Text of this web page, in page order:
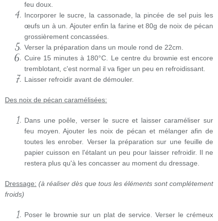
feu doux.
Incorporer le sucre, la cassonade, la pincée de sel puis les
œufs un à un. Ajouter enfin la farine et 80g de noix de pécan
grossièrement concassées.
Verser la préparation dans un moule rond de 22cm.
Cuire 15 minutes à 180°C. Le centre du brownie est encore
tremblotant, c'est normal il va figer un peu en refroidissant.
Laisser refroidir avant de démouler.
Des noix de pécan caramélisées:
Dans une poêle, verser le sucre et laissercaraméliser sur
feu moyen. Ajouter les noix de pécan et mélanger afin de
toutes les enrober. Verser la préparation sur une feuille de
papier cuisson en l'étalant un peu pour laisser refroidir. Il ne
restera plus qu'à les concasser au moment du dressage.
Dressage: (à réaliser dès que tous les éléments sont complétement
froids)
Poser le brownie sur un plat de service. Verser le crémeux